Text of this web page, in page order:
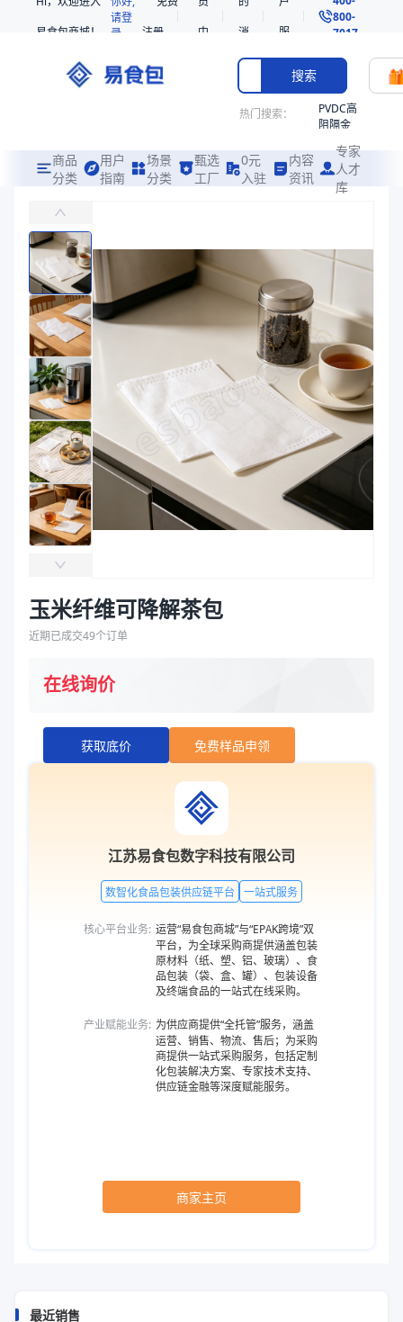
易食包商城！
请登
录
注册
中
消
息
服
务
800-
7017
搜索
热门搜索：
PVDC高
阻隔金
共挤热
收缩袋
收缩袋
221340
221360
烤箱袋
221330
SE53
热收缩
袋
拉伸膜
商品
分类
用户
指南
场景
分类
甄选
工厂
0元
入驻
内容
资讯
专家
人才
库
易食包（EPAK）专注于玉米纤维可降解茶包包装，提供详尽的规格参
价格：在线询价
商品参数
商品分类
可降解袋
产品特性
支持定制
产品特性
商品图片
玉米纤维可降解茶包
近期已成交49个订单
在线询价
获取底价 免费样品申领
江苏易食包数字科技有限公司
数智化食品包装供应链平台 一站式服务
核心平台业务: 运营“易食包商城”与“EPAK跨境”双
平台，为全球采购商提供涵盖包装
原材料（纸、塑、铝、玻璃）、食
品包装（袋、盒、罐）、包装设备
及终端食品的一站式在线采购。
产业赋能业务: 为供应商提供“全托管”服务，涵盖
运营、销售、物流、售后；为采购
商提供一站式采购服务，包括定制
化包装解决方案、专家技术支持、
供应链金融等深度赋能服务。
商家主页
最近销售